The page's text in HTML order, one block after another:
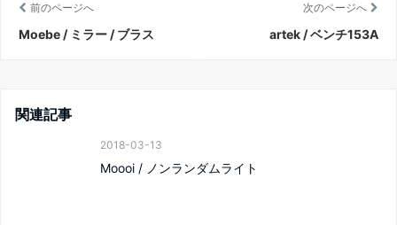
前のページへ
Moebe / ミラー / ブラス
次のページへ
artek / ベンチ153A
関連記事
2018-03-13
Moooi / ノンランダムライト